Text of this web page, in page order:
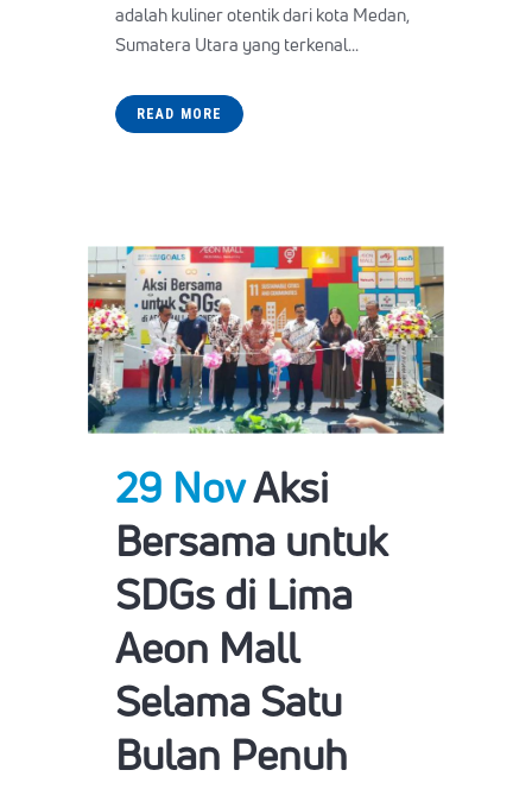
adalah kuliner otentik dari kota Medan,
Sumatera Utara yang terkenal...
READ MORE
29 NovAksi
Bersama untuk
SDGs di Lima
Aeon Mall
Selama Satu
Bulan Penuh